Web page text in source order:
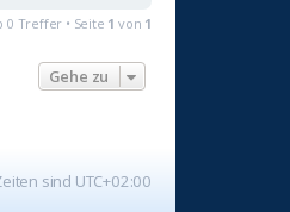
0 Treffer • Seite 1 von 1
Gehe zu
sind UTC+02:00